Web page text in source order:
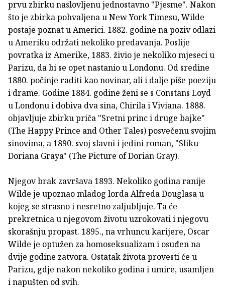
prvu zbirku naslovljenu jednostavno "Pjesme". Nakon
što je zbirka pohvaljena u New York Timesu, Wilde
postaje poznat u Americi. 1882. godine na poziv odlazi
u Ameriku održati nekoliko predavanja. Poslije
povratka iz Amerike, 1883. živio je nekoliko mjeseci u
Parizu, da bi se opet nastanio u Londonu. Od sredine
1880. počinje raditi kao novinar, ali i dalje piše poeziju
i drame. Godine 1884. godine ženi se s Constans Loyd
u Londonu i dobiva dva sina, Chirila i Viviana. 1888.
objavljuje zbirku priča "Sretni princ i druge bajke"
(The Happy Prince and Other Tales) posvečenu svojim
sinovima, a 1890. svoj slavni i jedini roman, "Sliku
Doriana Graya" (The Picture of Dorian Gray).
Njegov brak završava 1893. Nekoliko godina ranije
Wilde je upoznao mladog lorda Alfreda Douglasa u
kojeg se strasno i nesretno zaljubljuje. Ta će
prekretnica u njegovom životu uzrokovati i njegovu
skorašnju propast. 1895., na vrhuncu karijere, Oscar
Wilde je optužen za homoseksualizam i osuđen na
dvije godine zatvora. Ostatak života provesti će u
Parizu, gdje nakon nekoliko godina i umire, usamljen
i napušten od svih.